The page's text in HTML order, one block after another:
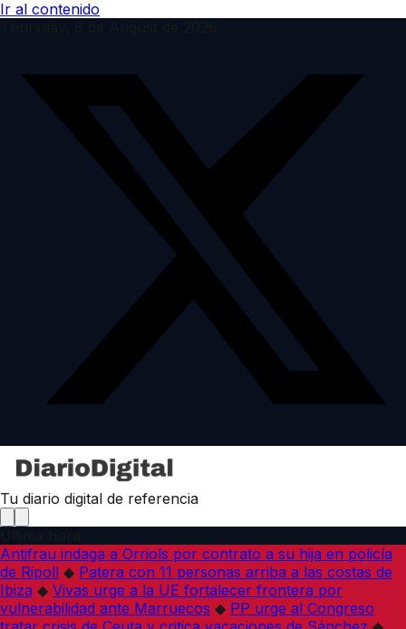
Ir al contenido
Tu diario digital de referencia
Antifrau indaga a Orriols por contrato a su hija en policía
de Ripoll ◆ Patera con 11 personas arriba a las costas de
Ibiza ◆ Vivas urge a la UE fortalecer frontera por
vulnerabilidad ante Marruecos ◆ PP urge al Congreso